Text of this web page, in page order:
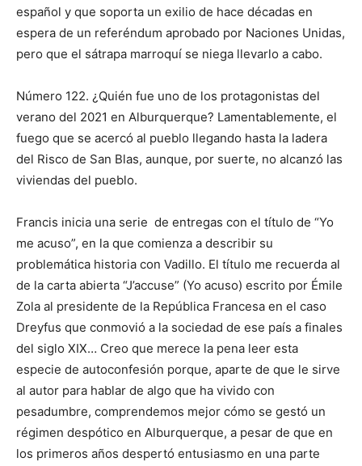
español y que soporta un exilio de hace décadas en
espera de un referéndum aprobado por Naciones Unidas,
pero que el sátrapa marroquí se niega llevarlo a cabo.
Número 122. ¿Quién fue uno de los protagonistas del
verano del 2021 en Alburquerque? Lamentablemente, el
fuego que se acercó al pueblo llegando hasta la ladera
del Risco de San Blas, aunque, por suerte, no alcanzó las
viviendas del pueblo.
Francis inicia una serie de entregas con el título de “Yo
me acuso”, en la que comienza a describir su
problemática historia con Vadillo. El título me recuerda al
de la carta abierta “J’accuse” (Yo acuso) escrito por Émile
Zola al presidente de la República Francesa en el caso
Dreyfus que conmovió a la sociedad de ese país a finales
del siglo XIX… Creo que merece la pena leer esta
especie de autoconfesión porque, aparte de que le sirve
al autor para hablar de algo que ha vivido con
pesadumbre, comprendemos mejor cómo se gestó un
régimen despótico en Alburquerque, a pesar de que en
los primeros años despertó entusiasmo en una parte